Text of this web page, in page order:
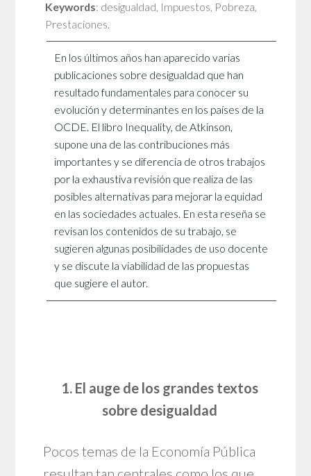
Keywords: desigualdad, Impuestos, Pobreza,
Prestaciones.
En los últimos años han aparecido varias
publicaciones sobre desigualdad que han
resultado fundamentales para conocer su
evolución y determinantes en los países de la
OCDE. El libro Inequality, de Atkinson,
supone una de las contribuciones más
importantes y se diferencia de otros trabajos
por la exhaustiva revisión que realiza de las
posibles alternativas para mejorar la equidad
en las sociedades actuales. En esta reseña se
revisan los contenidos de su trabajo, se
sugieren algunas posibilidades de uso docente
y se discute la viabilidad de las propuestas
que sugiere el autor.
1. El auge de los grandes textos
sobre desigualdad
Pocos temas de la Economía Pública